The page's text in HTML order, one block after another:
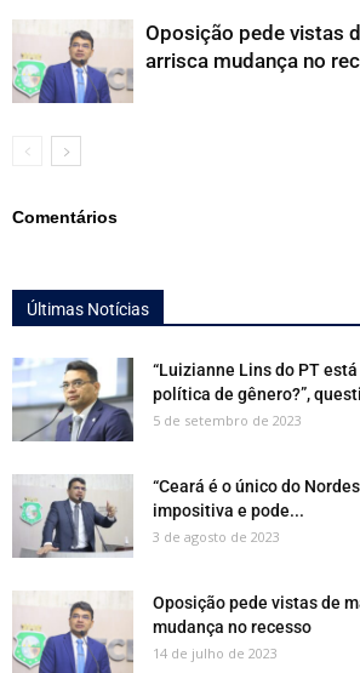
Oposição pede vistas
arrisca mudança no
Comentários
Últimas Notícias
“Luizianne Lins do PT
política de gênero?”,
5 de setembro de 2023
“Ceará é o único do
impositiva e pode...
3 de agosto de 2023
Oposição pede vistas de
mudança no recesso
14 de julho de 2023